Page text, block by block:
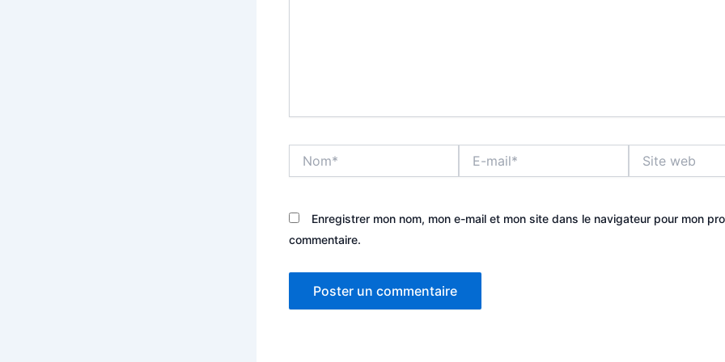
mail*
web
Enregistrer mon nom, mon e-mail et mon site dans le navigateur pour mon
commentaire.